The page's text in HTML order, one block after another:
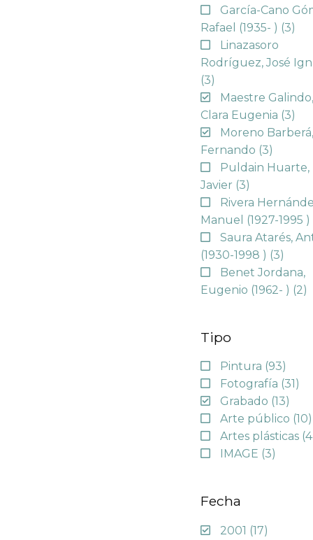
García-Cano
Rafael (1935- ) (3)
Linazasoro
Rodríguez, José
(3)
Maestre
Clara Eugenia (3)
Moreno
Fernando (3)
Puldain Huarte,
Javier (3)
Rivera
Manuel (1927-1995 )
Saura Atarés,
(1930-1998 ) (3)
Benet Jordana,
Eugenio (1962- ) (2)
Tipo
Pintura (93)
Fotografía (31)
Grabado (13)
Arte público (10)
Artes plásticas
IMAGE (3)
Fecha
2001 (17)